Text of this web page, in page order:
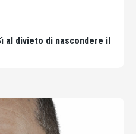
al divieto di nascondere il